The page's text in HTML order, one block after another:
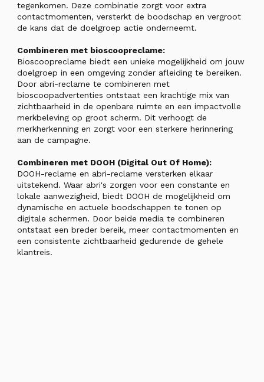
tegenkomen. Deze combinatie zorgt voor extra
contactmomenten, versterkt de boodschap en vergroot
de kans dat de doelgroep actie onderneemt.
Combineren met bioscoopreclame:
Bioscoopreclame biedt een unieke mogelijkheid om jouw
doelgroep in een omgeving zonder afleiding te bereiken.
Door abri-reclame te combineren met
bioscoopadvertenties ontstaat een krachtige mix van
zichtbaarheid in de openbare ruimte en een impactvolle
merkbeleving op groot scherm. Dit verhoogt de
merkherkenning en zorgt voor een sterkere herinnering
aan de campagne.
Combineren met DOOH (Digital Out Of Home):
DOOH-reclame en abri-reclame versterken elkaar
uitstekend. Waar abri's zorgen voor een constante en
lokale aanwezigheid, biedt DOOH de mogelijkheid om
dynamische en actuele boodschappen te tonen op
digitale schermen. Door beide media te combineren
ontstaat een breder bereik, meer contactmomenten en
een consistente zichtbaarheid gedurende de gehele
klantreis.